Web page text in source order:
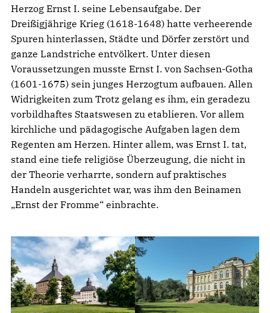
Herzog Ernst I. seine Lebensaufgabe. Der
Dreißigjährige Krieg (1618-1648) hatte verheerende
Spuren hinterlassen, Städte und Dörfer zerstört und
ganze Landstriche entvölkert. Unter diesen
Voraussetzungen musste Ernst I. von Sachsen-Gotha
(1601-1675) sein junges Herzogtum aufbauen. Allen
Widrigkeiten zum Trotz gelang es ihm, ein geradezu
vorbildhaftes Staatswesen zu etablieren. Vor allem
kirchliche und pädagogische Aufgaben lagen dem
Regenten am Herzen. Hinter allem, was Ernst I. tat,
stand eine tiefe religiöse Überzeugung, die nicht in
der Theorie verharrte, sondern auf praktisches
Handeln ausgerichtet war, was ihm den Beinamen
„Ernst der Fromme“ einbrachte.